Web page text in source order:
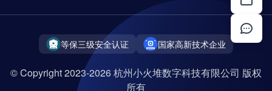
等保三级安全认证 国家高新技术企业
© Copyright 2023-2026 杭州小火堆数字科技有限公司 版权
所有